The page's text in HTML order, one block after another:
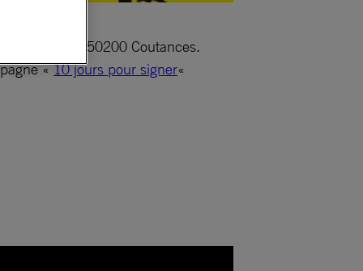
St Maur, 50200 Coutances.
«10 jours pour signer«